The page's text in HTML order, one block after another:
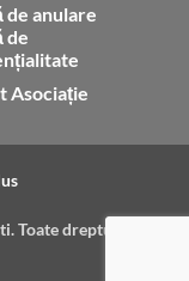
de anulare
de
Asociație
Toate drepturile